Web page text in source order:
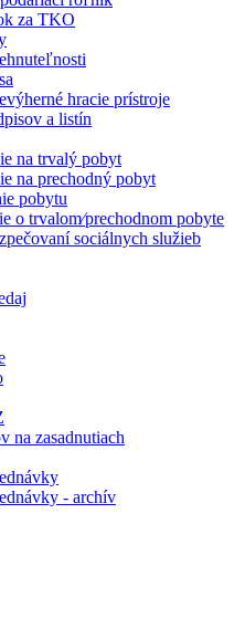
za TKO
hracie prístroje
a listín
na trvalý pobyt
na prechodný pobyt
pobytu
o trvalom⁄prechodnom pobyte
sociálnych služieb
na zasadnutiach
- archív